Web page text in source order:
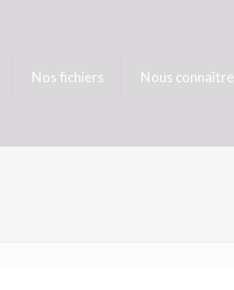
Nos fichiers Nous connaître